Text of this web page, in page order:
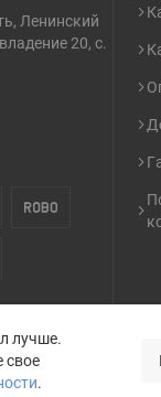
Ленинский
20, с.
лучше.
свое
.